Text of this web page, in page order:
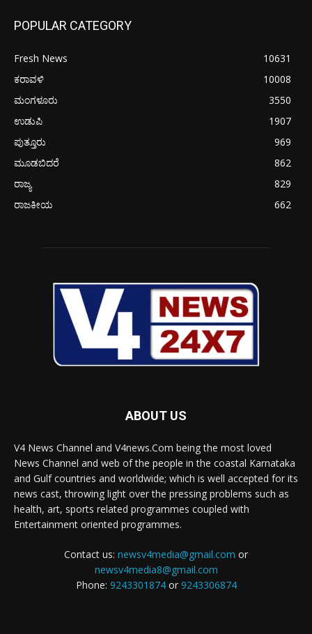
POPULAR CATEGORY
Fresh News
10631
ಕರಾವಳಿ
10008
ಮಂಗಳೂರು
3550
ಉಡುಪಿ
1907
ಪುತ್ತೂರು
969
ಮೂಡಬಿದರೆ
862
ರಾಜ್ಯ
829
ರಾಜಕೀಯ
662
ABOUT US
V4 News Channel and V4news.Com being the most loved
News Channel and web of the people in the coastal Karnataka
and Gulf countries and worldwide; which is well accepted for its
news cast, throwing light over the pressing problems such as
health, art, sports related programmes coupled with
Entertainment oriented programmes.
Contact us: newsv4media@gmail.com or
newsv4media8@gmail.com
Phone: 9243301874or 9243306874